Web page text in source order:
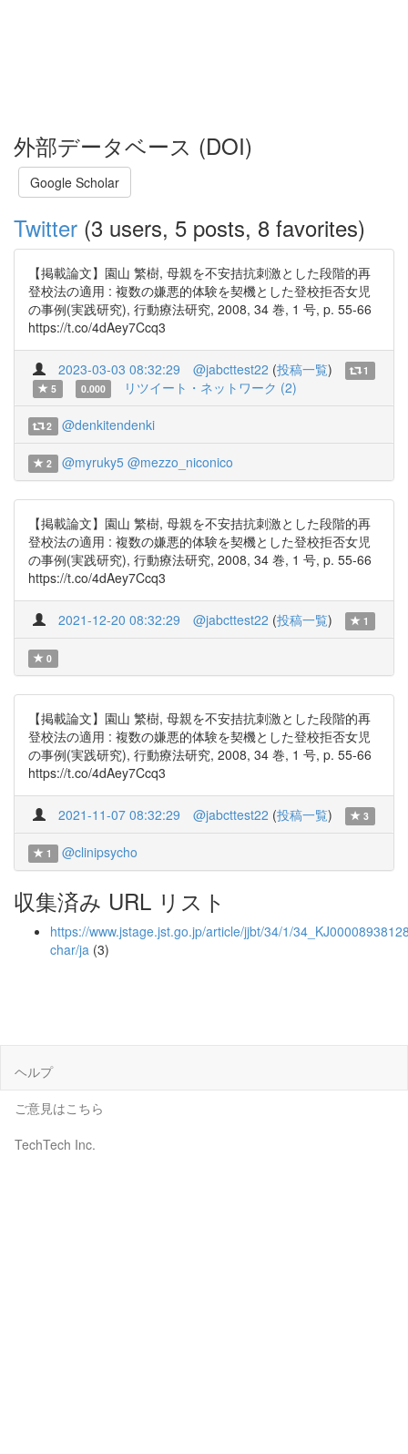
外部データベース (DOI)
Google Scholar
Twitter (3 users, 5 posts, 8 favorites)
【掲載論文】園山 繁樹, 母親を不安拮抗刺激とした段階的再
登校法の適用 : 複数の嫌悪的体験を契機とした登校拒否女児
の事例(実践研究), 行動療法研究, 2008, 34 巻, 1 号, p. 55-66
https://t.co/4dAey7Ccq3
2023-03-03 08:32:29 @jabcttest22 (投稿一覧)
1
5
0.000 リツイート・ネットワーク (2)
2 @denkitendenki
2 @myruky5 @mezzo_niconico
【掲載論文】園山 繁樹, 母親を不安拮抗刺激とした段階的再
登校法の適用 : 複数の嫌悪的体験を契機とした登校拒否女児
の事例(実践研究), 行動療法研究, 2008, 34 巻, 1 号, p. 55-66
https://t.co/4dAey7Ccq3
2021-12-20 08:32:29 @jabcttest22 (投稿一覧) 1
0
【掲載論文】園山 繁樹, 母親を不安拮抗刺激とした段階的再
登校法の適用 : 複数の嫌悪的体験を契機とした登校拒否女児
の事例(実践研究), 行動療法研究, 2008, 34 巻, 1 号, p. 55-66
https://t.co/4dAey7Ccq3
2021-11-07 08:32:29 @jabcttest22 (投稿一覧) 3
1 @clinipsycho
収集済み URL リスト
https://www.jstage.jst.go.jp/article/jjbt/34/1/
char/ja (3)
ヘルプ
ご意見はこちら
TechTech Inc.